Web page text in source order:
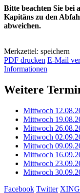
Bitte beachten Sie bei
Kapitäns zu den
abweichen.
Merkzettel: speichern
PDF drucken E-Mail
Informationen
Weitere
Mittwoch
Mittwoch
Mittwoch
Mittwoch
Mittwoch
Mittwoch
Mittwoch
Mittwoch
Facebook Twitter XING